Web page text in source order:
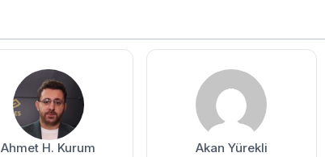
Ahmet H. Kurum Akan Yürekli